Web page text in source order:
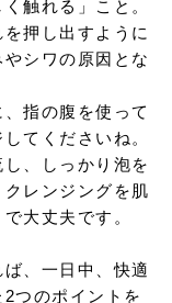
触れる」こと。
押し出すように
シワの原因とな
指の腹を使って
てくださいね。
、しっかり泡を
レンジングを肌
大丈夫です。
、一日中、快適
つのポイントを